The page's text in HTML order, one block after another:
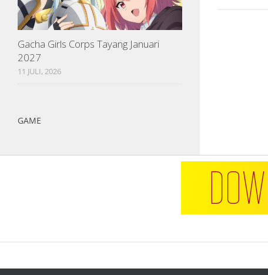
Gacha Girls Corps Tayang Januari
2027
11 JULI, 2026
GAME